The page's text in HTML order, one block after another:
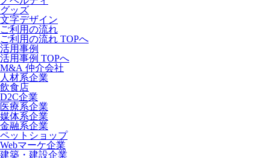
グッズ
文字デザイン
ご利用の流れ
ご利用の流れ TOPへ
活用事例
活用事例 TOPへ
M&A 仲介会社
人材系企業
飲食店
D2C企業
医療系企業
媒体系企業
金融系企業
ペットショップ
Webマーケ企業
建築・建設企業